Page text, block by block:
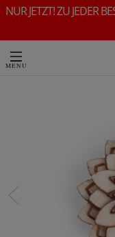
NUR JETZT! ZU JEDER